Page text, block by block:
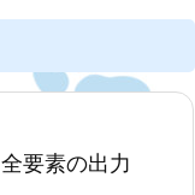
要素の出力